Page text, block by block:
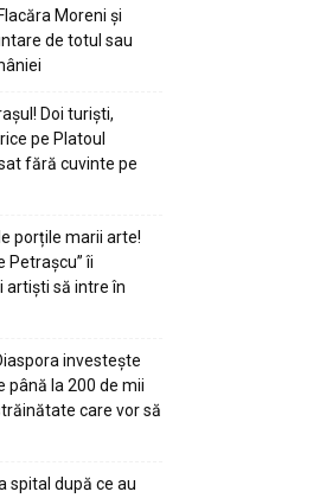
Moreni și
de totul sau
Doi turiști,
pe Platoul
fără cuvinte pe
porțile marii arte!
Petrașcu” îi
artiști să intre în
investește
până la 200 de mii
care vor să
spital după ce au